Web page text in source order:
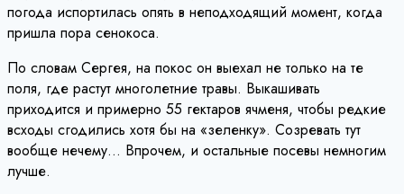
погода испортилась опять в неподходящий момент, когда
пришла пора сенокоса.
По словам Сергея, на покос он выехал не только на те
поля, где растут многолетние травы. Выкашивать
приходится и примерно 55 гектаров ячменя, чтобы редкие
всходы сгодились хотя бы на «зеленку». Созревать тут
вообще нечему… Впрочем, и остальные посевы немногим
лучше.